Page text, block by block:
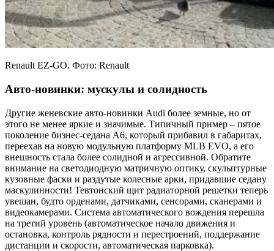
Renault EZ-GO. Фото: Renault
Авто-новинки: мускулы и солидность
Другие женевские авто-новинки Audi более земные, но от
этого не менее яркие и значимые. Типичный пример – пятое
поколение бизнес-седана A6, который прибавил в габаритах,
переехав на новую модульную платформу MLB EVO, а его
внешность стала более солидной и агрессивной. Обратите
внимание на светодиодную матричную оптику, скульптурные
кузовные фаски и раздутые колесные арки, придавшие седану
маскулинности! Тевтонский щит радиаторной решетки теперь
увешан, будто орденами, датчиками, сенсорами, сканерами и
видеокамерами. Система автоматического вождения перешла
на третий уровень (автоматическое начало движения и
остановка, контроль рядности и перестроений, поддержание
дистанции и скорости, автоматическая парковка).